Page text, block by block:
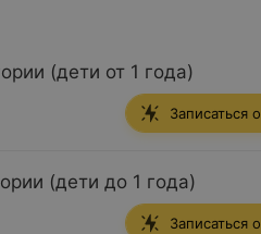
(дети от 1 года)
Записаться
(дети до 1 года)
Записаться